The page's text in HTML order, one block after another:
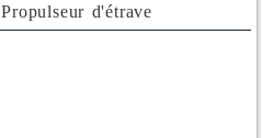
Propulseur d'étrave
Bimini